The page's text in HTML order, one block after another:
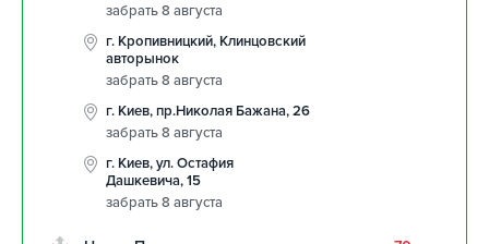
забрать 8 августа
г. Кропивницкий, Клинцовский
авторынок
забрать 8 августа
г. Киев, пр.Николая Бажана, 26
забрать 8 августа
г. Киев, ул. Остафия
Дашкевича, 15
забрать 8 августа